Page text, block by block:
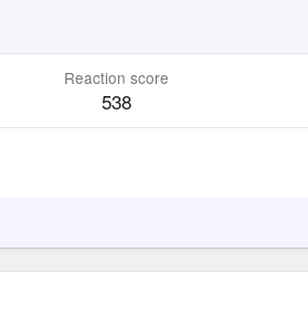
Reaction score
538